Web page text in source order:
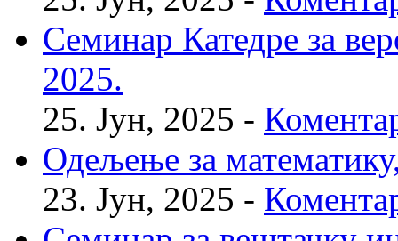
Семинар Катедре за
2025.
25. Јун, 2025 -
Одељење за
23. Јун, 2025 -